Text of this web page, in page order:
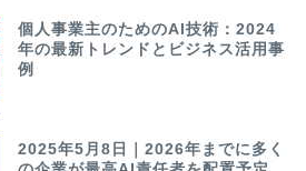
個人事業主のためのAI技術：2024
年の最新トレンドとビジネス活用事
例
2025年5月8日｜2026年までに多く